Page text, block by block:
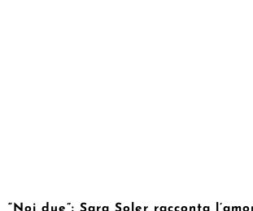
“Noi due”: Sara Soler racconta